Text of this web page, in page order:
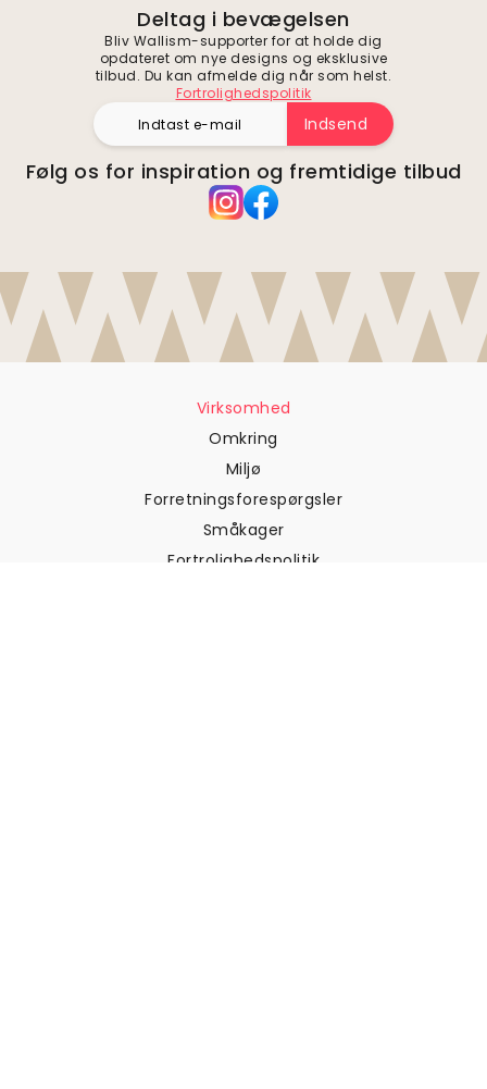
Deltag i bevægelsen
Bliv Wallism-supporter for at holde dig
opdateret om nye designs og eksklusive
tilbud. Du kan afmelde dig når som helst.
Fortrolighedspolitik
Indsend
Følg os for inspiration og fremtidige tilbud
Virksomhed
Omkring
Miljø
Forretningsforespørgsler
Småkager
Fortrolighedspolitik